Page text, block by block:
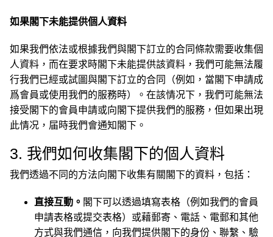
如果閣下未能提供個人資料
如果我們依法或根據我們與閣下訂立的合同條款需要收集個
人資料，而在要求時閣下未能提供該資料，我們可能無法履
行我們已經或試圖與閣下訂立的合同（例如，當閣下申請成
爲會員或使用我們的服務時）。在該情况下，我們可能無法
接受閣下的會員申請或向閣下提供我們的服務，但如果出現
此情况，届時我們會通知閣下。
3. 我們如何收集閣下的個人資料
我們透過不同的方法向閣下收集有關閣下的資料，包括：
直接互動。 閣下可以透過填寫表格（例如我們的會員
申請表格或提交表格）或藉郵寄、電話、電郵和其他
方式與我們通信，向我們提供閣下的身份、聯繫、驗